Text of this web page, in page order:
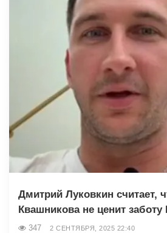
Дмитрий Луковкин считает,
Квашникова не ценит заботу
347 2 СЕНТЯБРЯ, 2025 22:40